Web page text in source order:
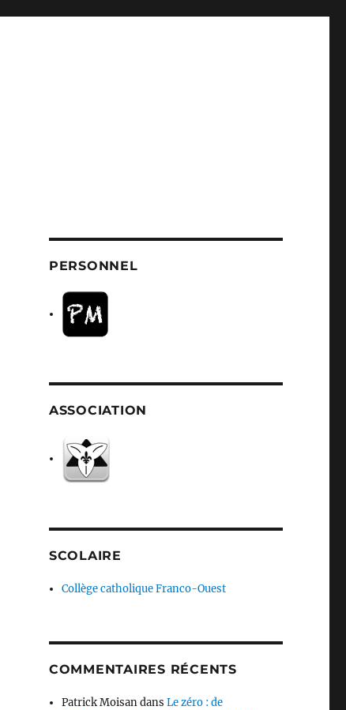
PERSONNEL
ASSOCIATION
SCOLAIRE
Collège catholique Franco-Ouest
COMMENTAIRES RÉCENTS
Patrick MoisandansLe zéro : de